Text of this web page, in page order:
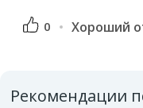
0 Хороший
Рекомендации